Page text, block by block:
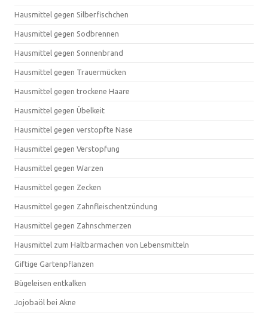
Hausmittel gegen Silberfischchen
Hausmittel gegen Sodbrennen
Hausmittel gegen Sonnenbrand
Hausmittel gegen Trauermücken
Hausmittel gegen trockene Haare
Hausmittel gegen Übelkeit
Hausmittel gegen verstopfte Nase
Hausmittel gegen Verstopfung
Hausmittel gegen Warzen
Hausmittel gegen Zecken
Hausmittel gegen Zahnfleischentzündung
Hausmittel gegen Zahnschmerzen
Hausmittel zum Haltbarmachen von Lebensmitteln
Giftige Gartenpflanzen
Bügeleisen entkalken
Jojobaöl bei Akne